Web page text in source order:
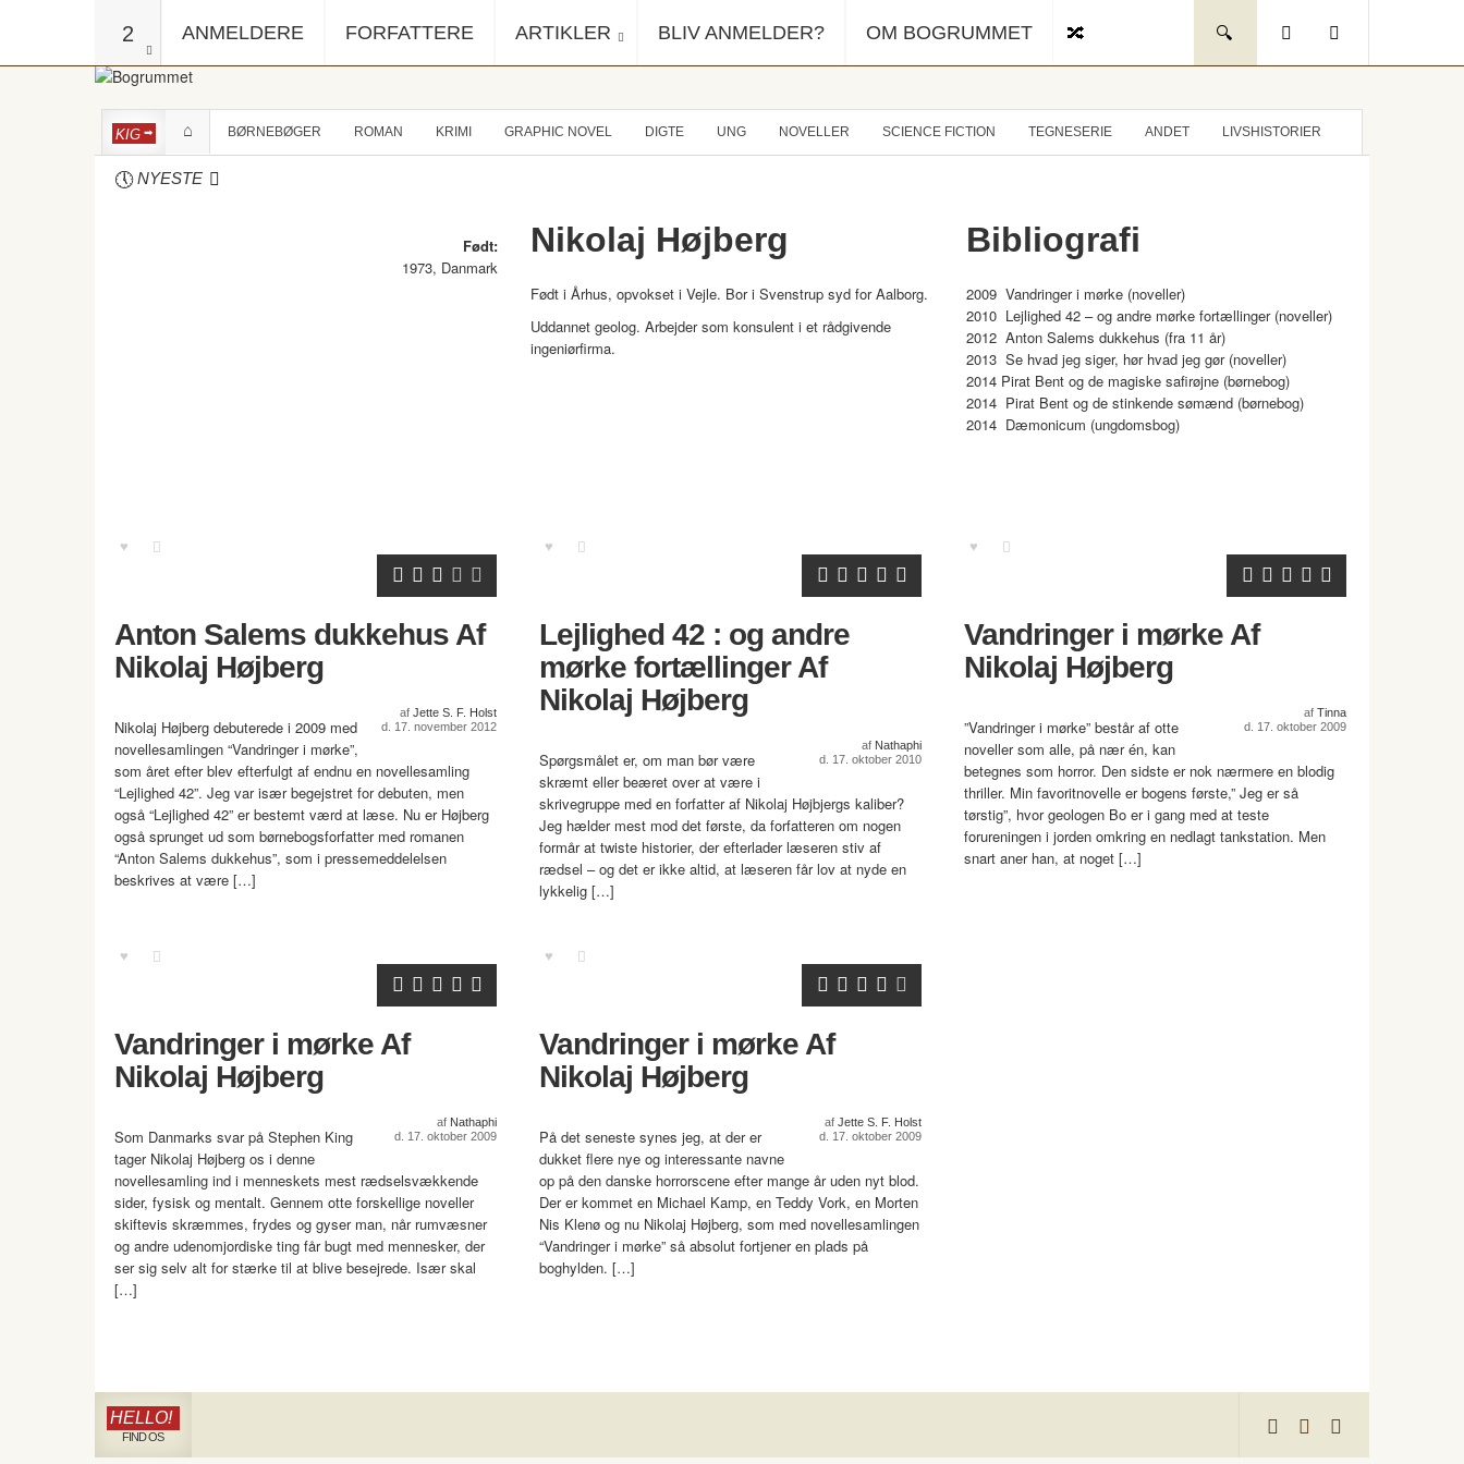
2 ANMELDERE FORFATTERE ARTIKLER BLIV ANMELDER? OM BOGRUMMET
KIG BØRNEBØGER ROMAN KRIMI GRAPHIC NOVEL DIGTE UNG NOVELLER SCIENCE FICTION TEGNESERIE ANDET LIVSHISTORIER
NYESTE
Født:
1973, Danmark
Nikolaj Højberg
Født i Århus, opvokset i Vejle. Bor i Svenstrup syd for Aalborg.
Uddannet geolog. Arbejder som konsulent i et rådgivende
ingeniørfirma.
Bibliografi
2009 Vandringer i mørke (noveller)
2010 Lejlighed 42 – og andre mørke fortællinger (noveller)
2012 Anton Salems dukkehus (fra 11 år)
2013 Se hvad jeg siger, hør hvad jeg gør (noveller)
2014 Pirat Bent og de magiske safirøjne (børnebog)
2014 Pirat Bent og de stinkende sømænd (børnebog)
2014 Dæmonicum (ungdomsbog)
Anton Salems dukkehus Af
Nikolaj Højberg
af Jette S. F. Holst
d. 17. november 2012
Nikolaj Højberg debuterede i 2009 med
novellesamlingen “Vandringer i mørke”,
som året efter blev efterfulgt af endnu en novellesamling
“Lejlighed 42”. Jeg var især begejstret for debuten, men
også “Lejlighed 42” er bestemt værd at læse. Nu er Højberg
også sprunget ud som børnebogsforfatter med romanen
“Anton Salems dukkehus”, som i pressemeddelelsen
beskrives at være […]
Lejlighed 42 : og andre
mørke fortællinger Af
Nikolaj Højberg
af Nathaphi
d. 17. oktober 2010
Spørgsmålet er, om man bør være
skræmt eller beæret over at være i
skrivegruppe med en forfatter af Nikolaj Højbjergs kaliber?
Jeg hælder mest mod det første, da forfatteren om nogen
formår at twiste historier, der efterlader læseren stiv af
rædsel – og det er ikke altid, at læseren får lov at nyde en
lykkelig […]
Vandringer i mørke Af
Nikolaj Højberg
af Tinna
d. 17. oktober 2009
”Vandringer i mørke” består af otte
noveller som alle, på nær én, kan
betegnes som horror. Den sidste er nok nærmere en blodig
thriller. Min favoritnovelle er bogens første,” Jeg er så
tørstig”, hvor geologen Bo er i gang med at teste
forureningen i jorden omkring en nedlagt tankstation. Men
snart aner han, at noget […]
Vandringer i mørke Af
Nikolaj Højberg
af Nathaphi
d. 17. oktober 2009
Som Danmarks svar på Stephen King
tager Nikolaj Højberg os i denne
novellesamling ind i menneskets mest rædselsvækkende
sider, fysisk og mentalt. Gennem otte forskellige noveller
skiftevis skræmmes, frydes og gyser man, når rumvæsner
og andre udenomjordiske ting får bugt med mennesker, der
ser sig selv alt for stærke til at blive besejrede. Især skal
[…]
Vandringer i mørke Af
Nikolaj Højberg
af Jette S. F. Holst
d. 17. oktober 2009
På det seneste synes jeg, at der er
dukket flere nye og interessante navne
op på den danske horrorscene efter mange år uden nyt blod.
Der er kommet en Michael Kamp, en Teddy Vork, en Morten
Nis Klenø og nu Nikolaj Højberg, som med novellesamlingen
“Vandringer i mørke” så absolut fortjener en plads på
boghylden. […]
HELLO!
FIND OS